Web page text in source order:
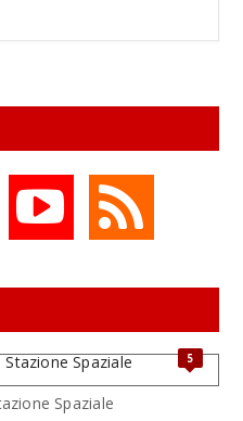
5
Spaziale